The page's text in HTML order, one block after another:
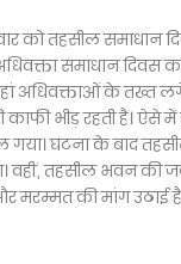
को तहसील समाधान
समाधान दिवस
वहां अधिवक्ताओं के तख्त
काफी भीड़ रहती है। ऐसे
गया। घटना के बाद
वहीं, तहसील भवन की
मरम्मत की मांग उठाई